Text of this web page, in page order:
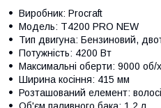
Виробник: Procraft
Модель: T4200 PRO NEW
Тип двигуна: Бензиновий,
Потужність: 4200 Вт
Максимальні оберти: 9000 об/
Ширина косіння: 415 мм
Розташований елемент:
Об'єм паливного бака: 1,2 л